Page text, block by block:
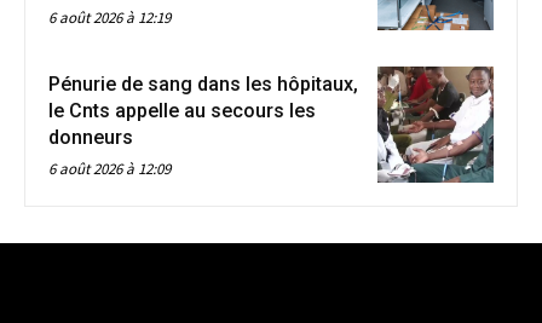
6 août 2026 à 12:19
Pénurie de sang dans les hôpitaux,
le Cnts appelle au secours les
donneurs
6 août 2026 à 12:09